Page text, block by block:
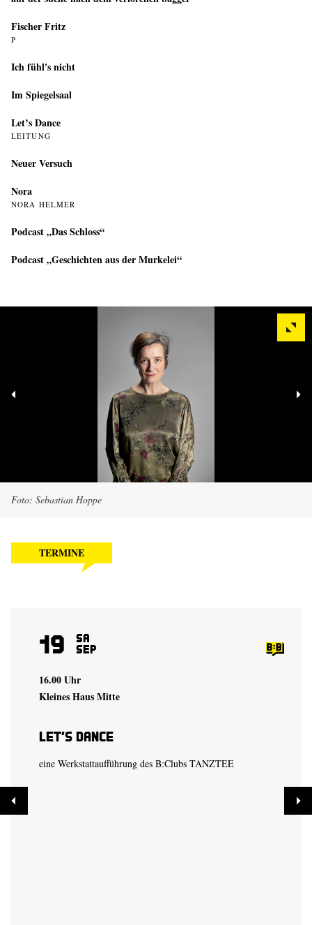
Fischer Fritz
P
Ich fühl's nicht
Im Spiegelsaal
Let’s Dance
LEITUNG
Neuer Versuch
Nora
NORA HELMER
Podcast „Das Schloss“
Podcast „Geschichten aus der Murkelei“
Foto: Sebastian Hoppe
TERMINE
19 Sa
Sep
16.00 Uhr
Kleines Haus Mitte
Let’s Dance
eine Werkstattaufführung des B:Clubs TANZTEE